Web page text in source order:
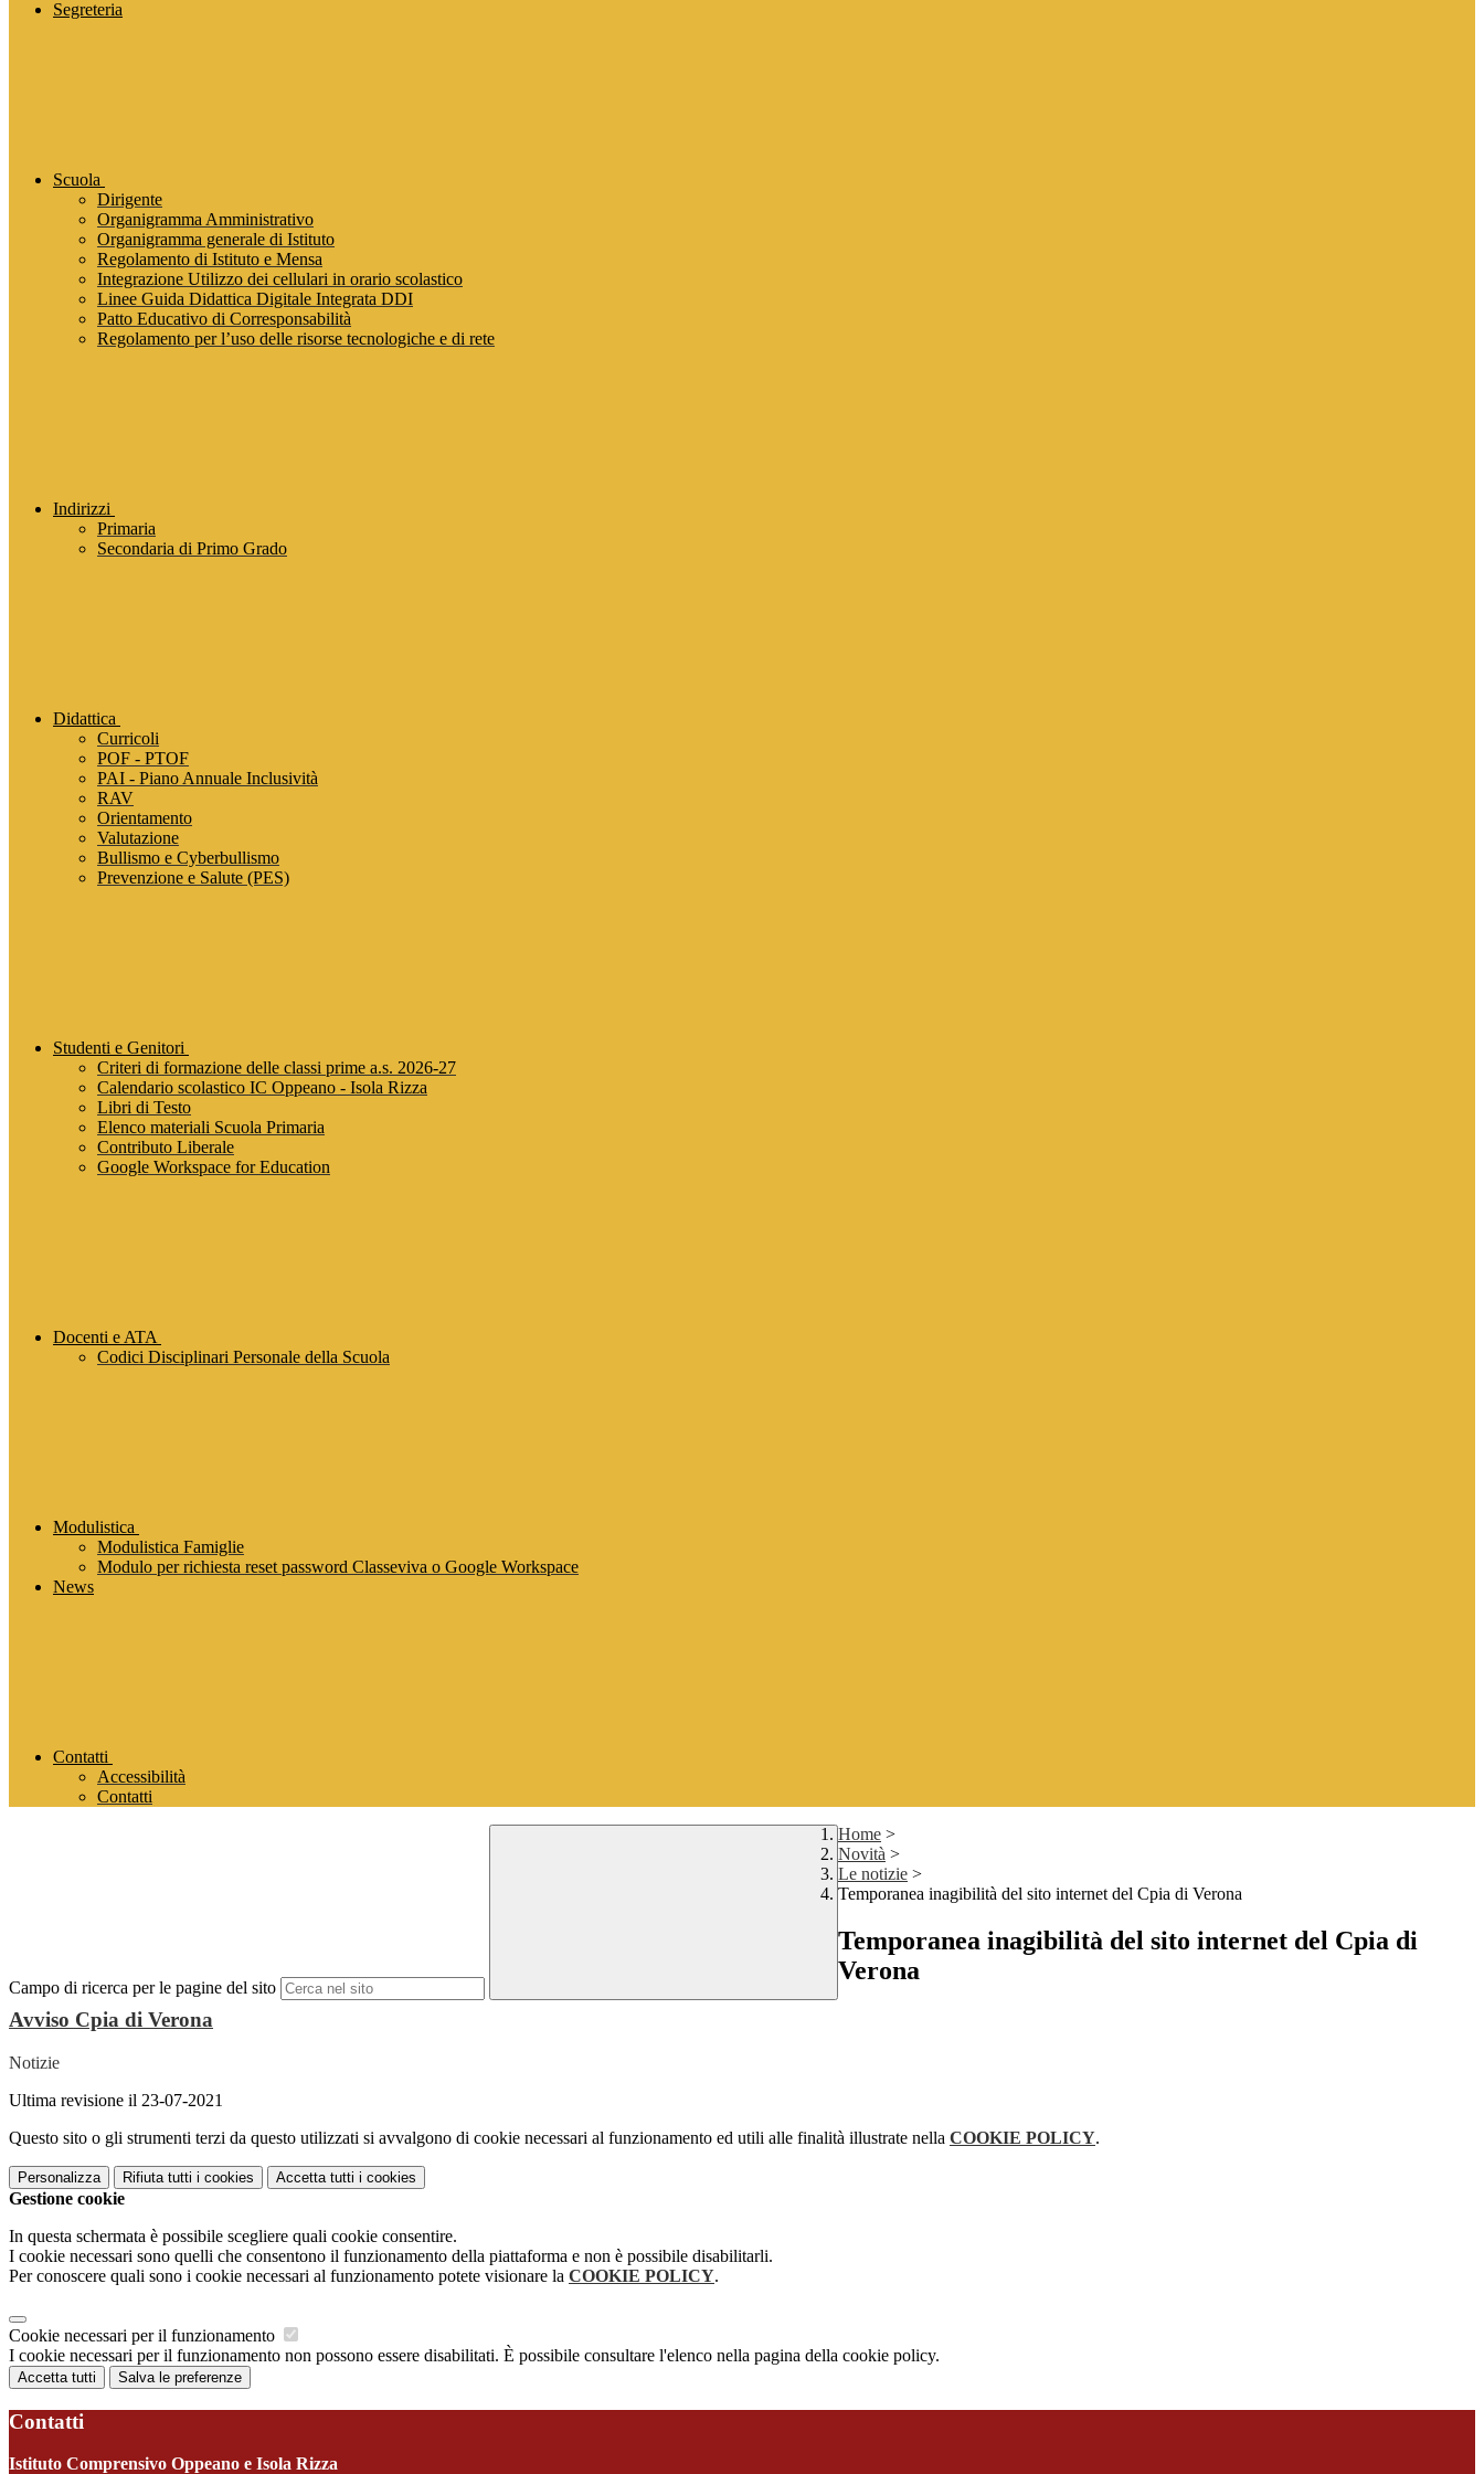
Segreteria
Scuola
Dirigente
Organigramma Amministrativo
Organigramma generale di Istituto
Regolamento di Istituto e Mensa
Integrazione Utilizzo dei cellulari in orario scolastico
Linee Guida Didattica Digitale Integrata DDI
Patto Educativo di Corresponsabilità
Regolamento per l’uso delle risorse tecnologiche e di rete
Indirizzi
Primaria
Secondaria di Primo Grado
Didattica
Curricoli
POF - PTOF
PAI - Piano Annuale Inclusività
RAV
Orientamento
Valutazione
Bullismo e Cyberbullismo
Prevenzione e Salute (PES)
Studenti e Genitori
Criteri di formazione delle classi prime a.s. 2026-27
Calendario scolastico IC Oppeano - Isola Rizza
Libri di Testo
Elenco materiali Scuola Primaria
Contributo Liberale
Google Workspace for Education
Docenti e ATA
Codici Disciplinari Personale della Scuola
Modulistica
Modulistica Famiglie
Modulo per richiesta reset password Classeviva o Google Workspace
News
Contatti
Accessibilità
Contatti
Campo di ricerca per le pagine del sito
Home >
Novità >
Le notizie >
Temporanea inagibilità del sito internet del Cpia di Verona
Temporanea inagibilità del sito internet del Cpia di
Verona
Avviso Cpia di Verona
Notizie
Ultima revisione il 23-07-2021
Questo sito o gli strumenti terzi da questo utilizzati si avvalgono di cookie necessari al funzionamento ed utili alle finalità illustrate nella COOKIE POLICY.
Personalizza Rifiuta tutti i cookies Accetta tutti i cookies
Gestione cookie
In questa schermata è possibile scegliere quali cookie consentire.
I cookie necessari sono quelli che consentono il funzionamento della piattaforma e non è possibile disabilitarli.
Per conoscere quali sono i cookie necessari al funzionamento potete visionare la COOKIE POLICY.
Cookie necessari per il funzionamento
I cookie necessari per il funzionamento non possono essere disabilitati. È possibile consultare l'elenco nella pagina della cookie policy.
Accetta tutti Salva le preferenze
Contatti
Istituto Comprensivo Oppeano e Isola Rizza